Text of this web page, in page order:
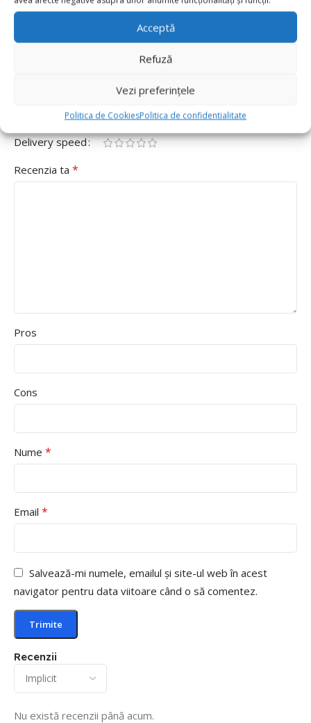
Acceptă
Refuză
Vezi preferințele
Politica de CookiesPolitica de confidentialitate
Recenzii
Nu există recenzii până acum.
Latex Chrome 13cm, Mov”
Adresa ta de email nu va fi publicată.
Delivery speed
Recenzia ta *
Pros
Cons
Nume *
Email *
Salvează-mi numele, emailul și site-ul web în acest
navigator pentru data viitoare când o să comentez.